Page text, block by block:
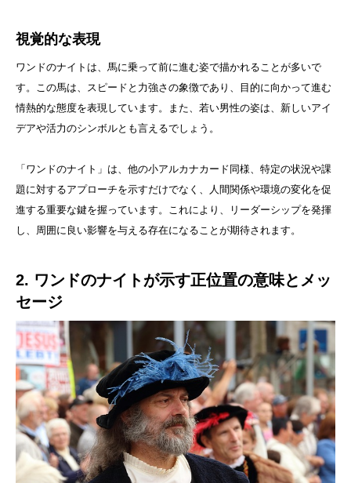
視覚的な表現
ワンドのナイトは、馬に乗って前に進む姿で描かれることが多いで
す。この馬は、スピードと力強さの象徴であり、目的に向かって進む
情熱的な態度を表現しています。また、若い男性の姿は、新しいアイ
デアや活力のシンボルとも言えるでしょう。
「ワンドのナイト」は、他の小アルカナカード同様、特定の状況や課
題に対するアプローチを示すだけでなく、人間関係や環境の変化を促
進する重要な鍵を握っています。これにより、リーダーシップを発揮
し、周囲に良い影響を与える存在になることが期待されます。
2. ワンドのナイトが示す正位置の意味とメッ
セージ